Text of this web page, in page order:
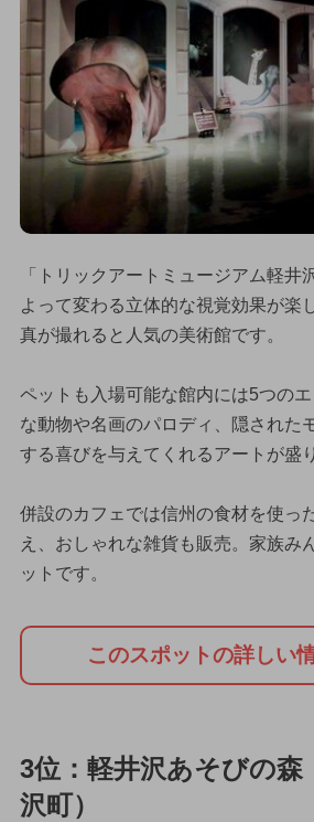
「トリックアートミュージアム軽井
よって変わる立体的な視覚効果が楽
真が撮れると人気の美術館です。
ペットも入場可能な館内には5つの
な動物や名画のパロディ、隠された
する喜びを与えてくれるアートが盛
併設のカフェでは信州の食材を使っ
え、おしゃれな雑貨も販売。家族み
ットです。
このスポットの詳しい
3位：軽井沢あそびの森
沢町）